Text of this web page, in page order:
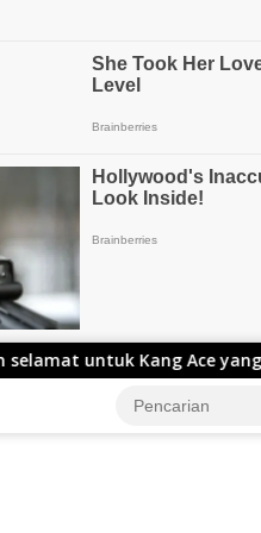
Ace yang Telah Resmi